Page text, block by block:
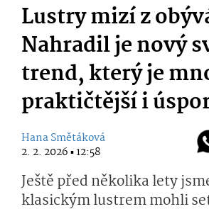
Lustry mizí z
Nahradil je nový
trend, který je
praktičtější i
Hana Smětáková
2. 2. 2026 ▪ 12:58
Ještě před několika lety
klasickým lustrem mohli